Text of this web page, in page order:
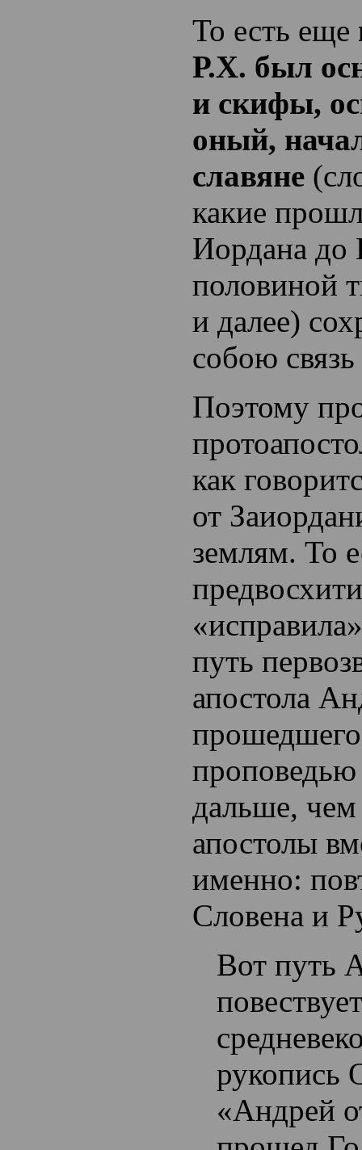
То есть еще
Р.Х. был
и скифы,
оный,
славяне
какие
Иордана до
половиной
и далее)
собою
Поэтому
как
от
землям. То
путь
апостола
дальше, чем
апостолы
именно:
Словена и
Вот путь
рукопись
«Андрей